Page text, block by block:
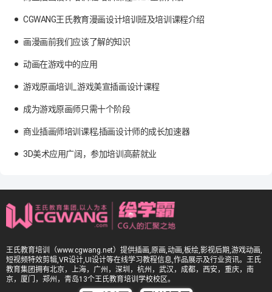
CGWANG王氏教育漫画设计培训班及培训课程介绍
画漫画前我们应该了解的知识
动画在游戏中的应用
游戏原画培训_游戏美宣插画设计课程
成为游戏原画师只需十个阶段
商业插画师培训课程,插画设计师的成长加速器
3D美术应用广阔，参加培训高薪就业
王氏教育培训（www.cgwang.net）提供插画,原画,动画,板绘,影视后期,游戏动画,
短视频特效剪辑,VR设计,UI设计等在线学习教程信息,作品展示及行业资讯。王氏
教育集团拥有北京，上海，广州，深圳，杭州，武汉，成都，西安，重庆，南
京，厦门，郑州，青岛13个王氏教育培训学校校区。